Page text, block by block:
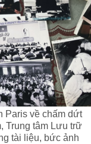
Paris về chấm dứt
Trung tâm Lưu trữ
tài liệu, bức ảnh